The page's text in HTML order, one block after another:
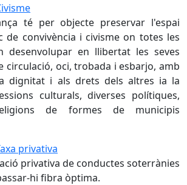
té per objecte preservar l'espai
de convivència i civisme on totes les
desenvolupar en llibertat les seves
circulació, oci, trobada i esbarjo, amb
dignitat i als drets dels altres ia la
culturals, diverses polítiques,
de formes de municipis
privativa
privativa de conductes soterrànies
hi fibra òptima.